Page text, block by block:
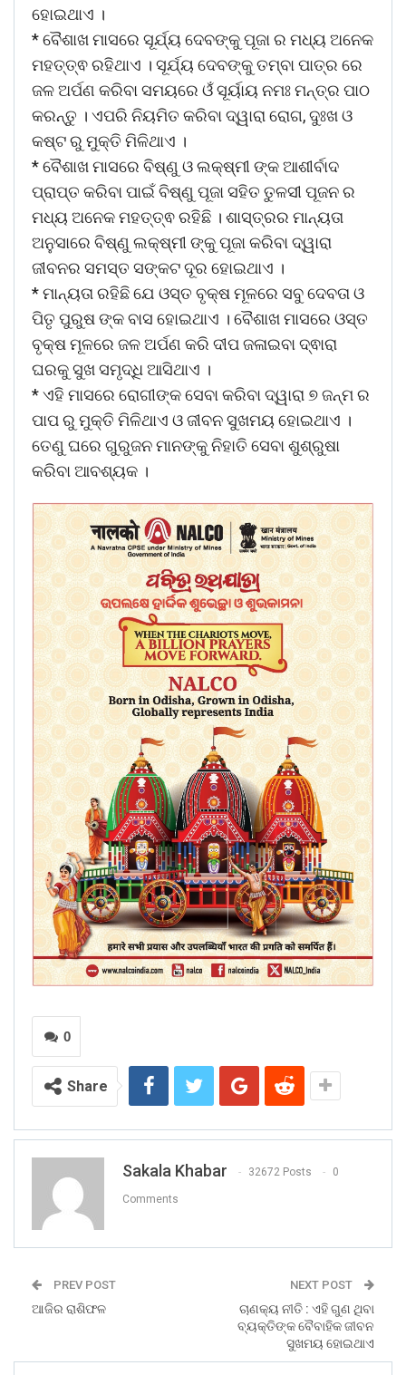
ହୋଇଥାଏ ।
* ବୈଶାଖ ମାସରେ ସୂର୍ଯ୍ୟ ଦେବଙ୍କୁ ପୂଜା ର ମଧ୍ୟ ଅନେକ
ମହତ୍ତ୍ଵ ରହିଥାଏ । ସୂର୍ଯ୍ୟ ଦେବଙ୍କୁ ତମ୍ବା ପାତ୍ର ରେ
ଜଳ ଅର୍ପଣ କରିବା ସମୟରେ ଓଁ ସୂର୍ୟାୟ ନମଃ ମନ୍ତ୍ର ପାଠ
କରନ୍ତୁ । ଏପରି ନିୟମିତ କରିବା ଦ୍ୱାରା ରୋଗ, ଦୁଃଖ ଓ
କଷ୍ଟ ରୁ ମୁକ୍ତି ମିଳିଥାଏ ।
* ବୈଶାଖ ମାସରେ ବିଷ୍ଣୁ ଓ ଲକ୍ଷ୍ମୀ ଙ୍କ ଆଶୀର୍ବାଦ
ପ୍ରାପ୍ତ କରିବା ପାଇଁ ବିଷ୍ଣୁ ପୂଜା ସହିତ ତୁଳସୀ ପୂଜନ ର
ମଧ୍ୟ ଅନେକ ମହତ୍ତ୍ଵ ରହିଛି । ଶାସ୍ତ୍ରର ମାନ୍ୟତା
ଅନୁସାରେ ବିଷ୍ଣୁ ଲକ୍ଷ୍ମୀ ଙ୍କୁ ପୂଜା କରିବା ଦ୍ୱାରା
ଜୀବନର ସମସ୍ତ ସଙ୍କଟ ଦୂର ହୋଇଥାଏ ।
* ମାନ୍ୟତା ରହିଛି ଯେ ଓସ୍ତ ବୃକ୍ଷ ମୂଳରେ ସବୁ ଦେବତା ଓ
ପିତୃ ପୁରୁଷ ଙ୍କ ବାସ ହୋଇଥାଏ । ବୈଶାଖ ମାସରେ ଓସ୍ତ
ବୃକ୍ଷ ମୂଳରେ ଜଳ ଅର୍ପଣ କରି ଦୀପ ଜଳାଇବା ଦ୍ଵାରା
ଘରକୁ ସୁଖ ସମୃଦ୍ଧି ଆସିଥାଏ ।
* ଏହି ମାସରେ ରୋଗୀଙ୍କ ସେବା କରିବା ଦ୍ୱାରା ୭ ଜନ୍ମ ର
ପାପ ରୁ ମୁକ୍ତି ମିଳିଥାଏ ଓ ଜୀବନ ସୁଖମୟ ହୋଇଥାଏ ।
ତେଣୁ ଘରେ ଗୁରୁଜନ ମାନଙ୍କୁ ନିହାତି ସେବା ଶୁଶ୍ରୁଷା
କରିବା ଆବଶ୍ୟକ ।
0
Share
Sakala Khabar 32672 Posts 0
Comments
PREV POST
ଆଜିର ରାଶିଫଳ
NEXT POST
ଚାଣକ୍ୟ ନୀତି : ଏହି ଗୁଣ ଥିବା
ବ୍ୟକ୍ତିଙ୍କ ବୈବାହିକ ଜୀବନ
ସୁଖମୟ ହୋଇଥାଏ